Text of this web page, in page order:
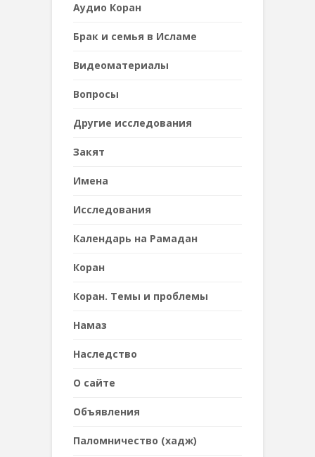
Аудио Коран
Брак и семья в Исламе
Видеоматериалы
Вопросы
Другие исследования
Закят
Имена
Исследования
Календарь на Рамадан
Коран
Коран. Темы и проблемы
Намаз
Наследствo
О сайте
Объявления
Паломничество (хадж)